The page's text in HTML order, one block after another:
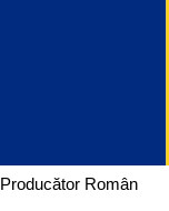
Producător Român